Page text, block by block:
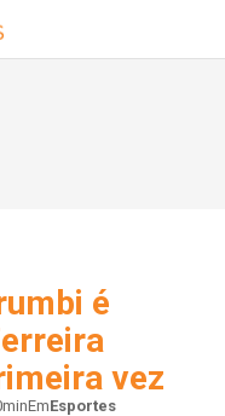
é
vez
EmEsportes